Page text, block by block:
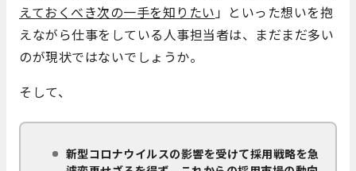
えておくべき次の一手を知りたい」といった想いを抱
えながら仕事をしている人事担当者は、まだまだ多い
のが現状ではないでしょうか。
そして、
新型コロナウイルスの影響を受けて採用戦略を急